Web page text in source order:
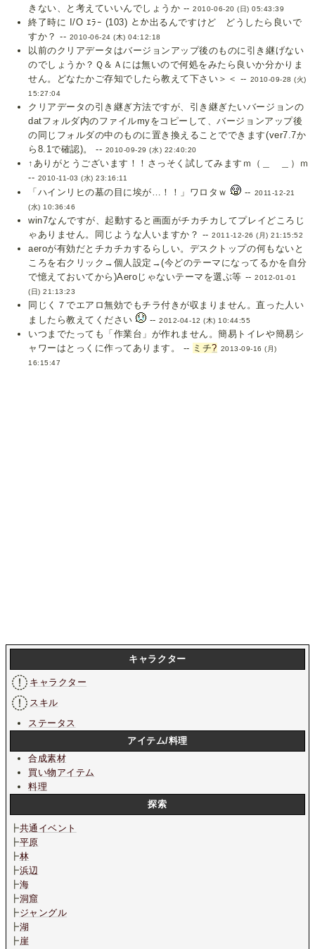
きない、と考えていいんでしょうか --2010-06-20 (日) 05:43:39
終了時に I/O ｴﾗｰ (103) とか出るんですけど どうしたら良いで
すか？ -- 2010-06-24 (木) 04:12:18
以前のクリアデータはバージョンアップ後のものに引き継げない
のでしょうか？Ｑ＆Ａには無いので何処をみたら良いか分かりま
せん。どなたかご存知でしたら教えて下さい＞＜ -- 2010-09-28 (火)
15:27:04
クリアデータの引き継ぎ方法ですが、引き継ぎたいバージョンの
datフォルダ内のファイルmyをコピーして、バージョンアップ後
の同じフォルダの中のものに置き換えることでできます(ver7.7か
ら8.1で確認)。 -- 2010-09-29 (水) 22:40:20
↑ありがとうございます！！さっそく試してみますｍ（＿ ＿）ｍ
-- 2010-11-03 (水) 23:16:11
「ハインリヒの墓の目に埃が…！！」ワロタｗ -- 2011-12-21
(水) 10:36:46
win7なんですが、起動すると画面がチカチカしてプレイどころじ
ゃありません。同じような人いますか？ --2011-12-26 (月) 21:15:52
aeroが有効だとチカチカするらしい。デスクトップの何もないと
ころを右クリック→個人設定→(今どのテーマになってるかを自分
で憶えておいてから)Aeroじゃないテーマを選ぶ等 --2012-01-01
(日) 21:13:23
同じく７でエアロ無効でもチラ付きが収まりません。直った人い
ましたら教えてください
--2012-04-12 (木) 10:44:55
いつまでたっても「作業台」が作れません。簡易トイレや簡易シ
ャワーはとっくに作ってあります。 -- ミチ? 2013-09-16 (月)
16:15:47
キャラクター
キャラクター
スキル
ステータス
アイテム/料理
合成素材
買い物アイテム
料理
探索
┣共通イベント
┣平原
┣林
┣浜辺
┣海
┣洞窟
┣ジャングル
┣湖
┣崖